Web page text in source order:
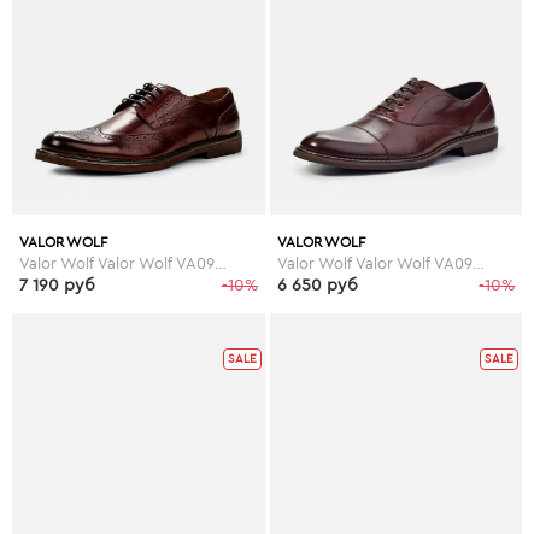
VALOR WOLF
-10%
7 190 руб
VALOR WOLF
Valor Wolf Valor Wolf VA090AMJB602
-10%
6 650 руб
SALE SALE